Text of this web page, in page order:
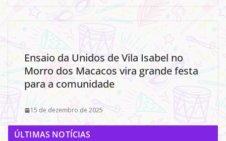
Ensaio da Unidos de Vila Isabel no
Morro dos Macacos vira grande festa
para a comunidade
15 de dezembro de 2025
ÚLTIMAS NOTÍCIAS